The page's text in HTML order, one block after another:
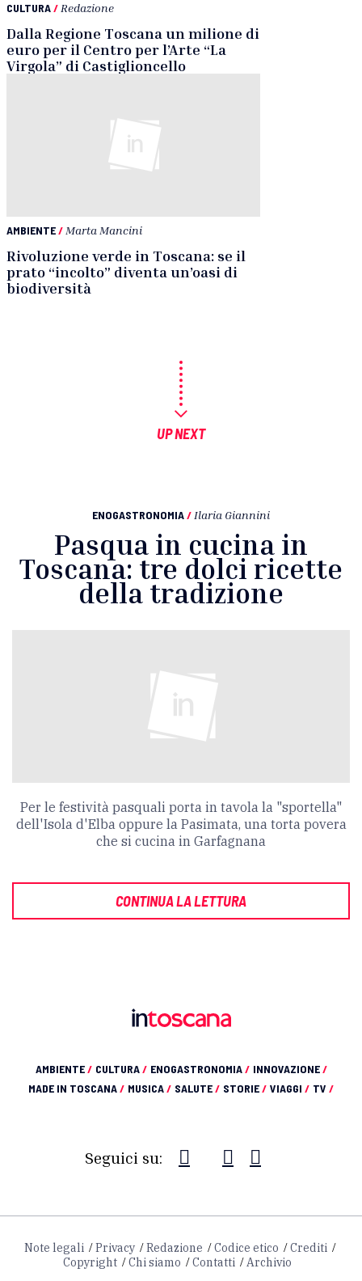
CULTURA/ Redazione
Dalla Regione Toscana un milione di
euro per il Centro per l’Arte “La
Virgola” di Castiglioncello
AMBIENTE/ Marta Mancini
Rivoluzione verde in Toscana: se il
prato “incolto” diventa un’oasi di
biodiversità
UP NEXT
ENOGASTRONOMIA/ Ilaria Giannini
Pasqua in cucina in
Toscana: tre dolci ricette
della tradizione
Per le festività pasquali porta in tavola la "sportella"
dell'Isola d'Elba oppure la Pasimata, una torta povera
che si cucina in Garfagnana
CONTINUA LA LETTURA
AMBIENTE/ CULTURA/ ENOGASTRONOMIA/ INNOVAZIONE/
MADE IN TOSCANA/ MUSICA/ SALUTE/ STORIE/ VIAGGI / TV /
Seguici su:
Note legali Privacy Redazione Codice etico
Crediti
Copyright
Chi siamo Contatti Archivio